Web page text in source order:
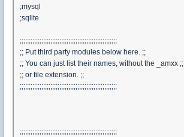
;mysql
;sqlite
;;;;;;;;;;;;;;;;;;;;;;;;;;;;;;;;;;;;;;;;;;;;;;;;;;;;;;
;; Put third party modules below here. ;;
;; You can just list their names, without the _amxx ;;
;; or file extension. ;;
;;;;;;;;;;;;;;;;;;;;;;;;;;;;;;;;;;;;;;;;;;;;;;;;;;;;;;
;;;;;;;;;;;;;;;;;;;;;;;;;;;;;;;;;;;;;;;;;;;;;;;;;;;;;;